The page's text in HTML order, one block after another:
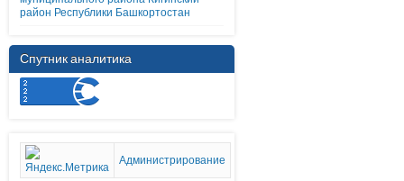
район Республики Башкортостан
Спутник аналитика
Администрирование